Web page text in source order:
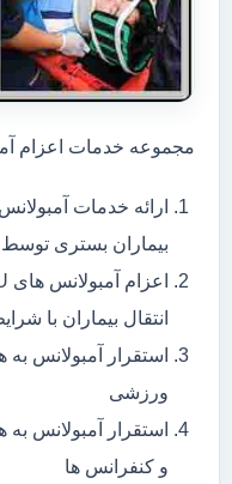
مجموعه خدمات اعزام
ارائه خدمات
بیماران بستری
انتقال بیماران با
استقرار آمبولانس
ورزشی
استقرار آمبولانس
و کنفرانس ها